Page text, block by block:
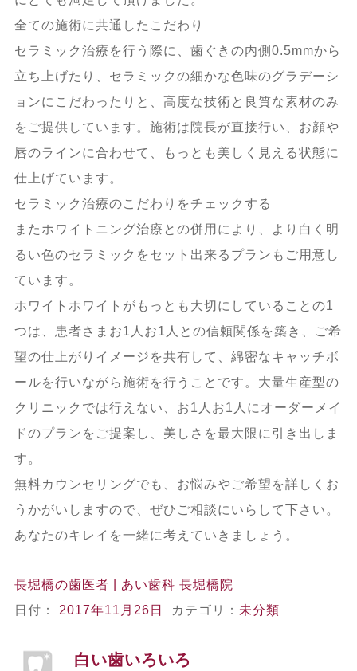
全ての施術に共通したこだわり
セラミック治療を行う際に、歯ぐきの内側0.5mmから
立ち上げたり、セラミックの細かな色味のグラデーシ
ョンにこだわったりと、高度な技術と良質な素材のみ
をご提供しています。施術は院長が直接行い、お顔や
唇のラインに合わせて、もっとも美しく見える状態に
仕上げています。
セラミック治療のこだわりをチェックする
またホワイトニング治療との併用により、より白く明
るい色のセラミックをセット出来るプランもご用意し
ています。
ホワイトホワイトがもっとも大切にしていることの1
つは、患者さまお1人お1人との信頼関係を築き、ご希
望の仕上がりイメージを共有して、綿密なキャッチボ
ールを行いながら施術を行うことです。大量生産型の
クリニックでは行えない、お1人お1人にオーダーメイ
ドのプランをご提案し、美しさを最大限に引き出しま
す。
無料カウンセリングでも、お悩みやご希望を詳しくお
うかがいしますので、ぜひご相談にいらして下さい。
あなたのキレイを一緒に考えていきましょう。
長堀橋の歯医者 | あい歯科 長堀橋院
日付： 2017年11月26日 カテゴリ： 未分類
白い歯いろいろ